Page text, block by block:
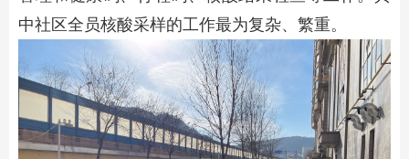
中社区全员核酸采样的工作最为复杂、繁重。